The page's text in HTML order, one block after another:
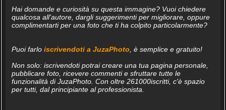
Hai domande e curiosità su questa immagine? Vuoi chiedere
qualcosa all'autore, dargli suggerimenti per migliorare, oppure
complimentarti per una foto che ti ha colpito particolarmente?
Puoi farlo iscrivendoti a JuzaPhoto, è semplice e gratuito!
Non solo: iscrivendoti potrai creare una tua pagina personale,
pubblicare foto, ricevere commenti e sfruttare tutte le
funzionalità di JuzaPhoto. Con oltre 261000iscritti, c'è spazio
per tutti, dal principiante al professionista.